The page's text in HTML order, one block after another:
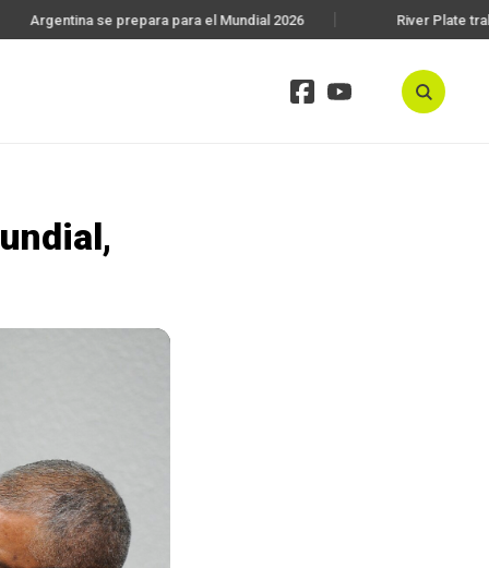
Argentina se prepara para el Mundial 2026 River Plate